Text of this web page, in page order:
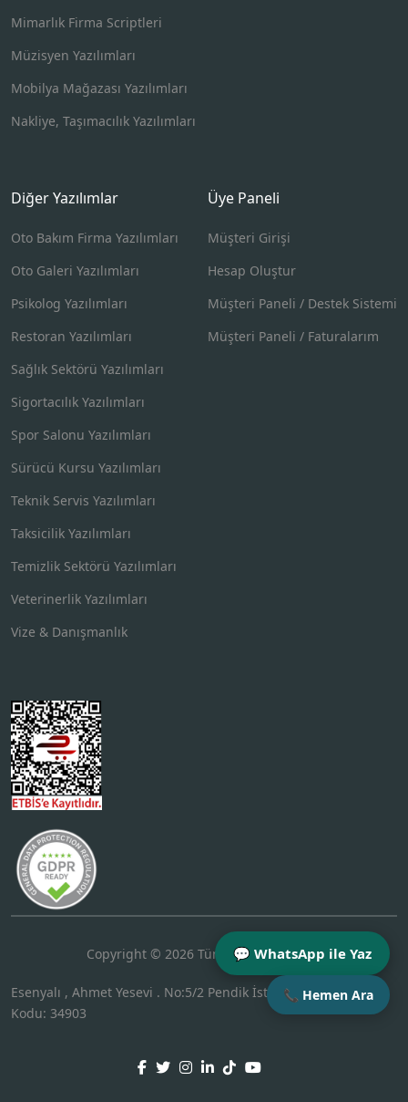
💬 WhatsApp ile Yaz
📞 Hemen Ara
Mimarlık Firma Scriptleri
Müzisyen Yazılımları
Mobilya Mağazası Yazılımları
Nakliye, Taşımacılık Yazılımları
Diğer Yazılımlar
Oto Bakım Firma Yazılımları
Oto Galeri Yazılımları
Psikolog Yazılımları
Restoran Yazılımları
Sağlık Sektörü Yazılımları
Sigortacılık Yazılımları
Spor Salonu Yazılımları
Sürücü Kursu Yazılımları
Teknik Servis Yazılımları
Taksicilik Yazılımları
Temizlik Sektörü Yazılımları
Veterinerlik Yazılımları
Vize & Danışmanlık
Üye Paneli
Müşteri Girişi
Hesap Oluştur
Müşteri Paneli / Destek Sistemi
Müşteri Paneli / Faturalarım
Copyright © 2026 Tüm Hakları Saklıdır.
Esenyalı , Ahmet Yesevi . No:5/2 Pendik İstanbul Türkiye Posta
Kodu: 34903